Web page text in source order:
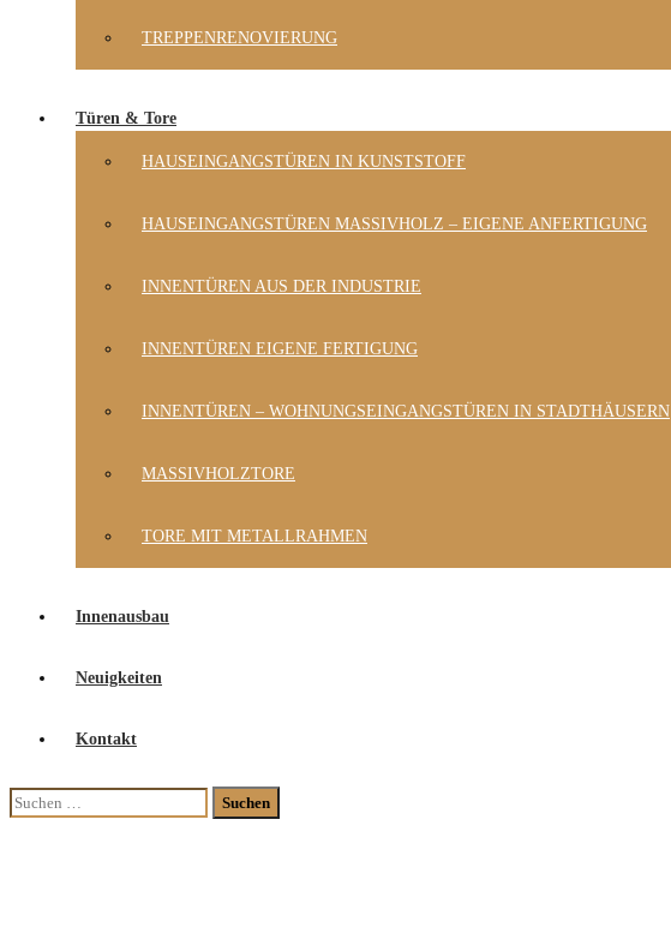
TREPPENRENOVIERUNG
Türen & Tore
HAUSEINGANGSTÜREN IN KUNSTSTOFF
HAUSEINGANGSTÜREN MASSIVHOLZ – EIGENE ANFERTIGUNG
INNENTÜREN AUS DER INDUSTRIE
INNENTÜREN EIGENE FERTIGUNG
INNENTÜREN – WOHNUNGSEINGANGSTÜREN IN STADTHÄUSERN
MASSIVHOLZTORE
TORE MIT METALLRAHMEN
Innenausbau
Neuigkeiten
Kontakt
Suchen
nach: